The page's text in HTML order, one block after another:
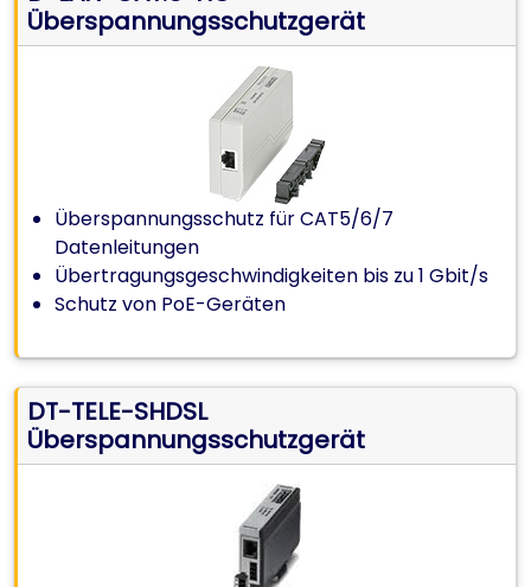
Überspannungsschutzgerät
Überspannungsschutz für CAT5/6/7
Datenleitungen
Übertragungsgeschwindigkeiten bis zu 1 Gbit/s
Schutz von PoE-Geräten
DT-TELE-SHDSL
Überspannungsschutzgerät